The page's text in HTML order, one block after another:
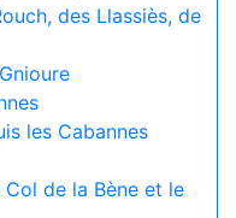
des Llassiès, de
les Cabannes
de la Bène et le